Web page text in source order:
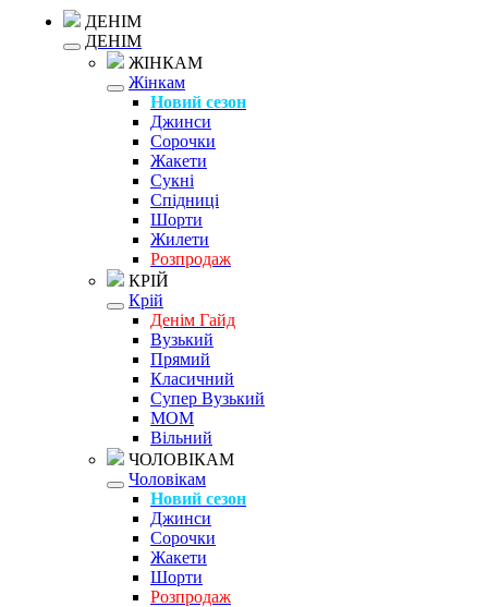
ДЕНІМ
ДЕНІМ
ЖІНКАМ
Жінкам
Новий сезон
Джинси
Сорочки
Жакети
Сукні
Спідниці
Шорти
Жилети
Розпродаж
КРІЙ
Крій
Денім Гайд
Вузький
Прямий
Класичний
Супер Вузький
MOM
Вільний
ЧОЛОВІКАМ
Чоловікам
Новий сезон
Джинси
Сорочки
Жакети
Шорти
Розпродаж